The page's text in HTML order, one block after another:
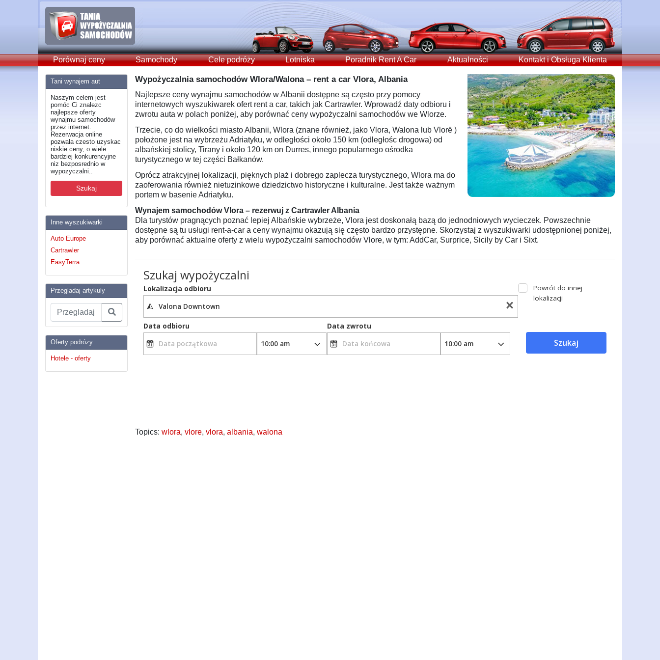
Porównaj ceny Samochody Cele podróży Lotniska Poradnik Rent A Car Aktualności Kontakt i Obsługa Klienta
Tani wynajem aut
Naszym celem jest
pomóc Ci znalezc
najlepsze oferty
wynajmu samochodów
przez internet.
Rezerwacja online
pozwala czesto uzyskac
niskie ceny, o wiele
bardziej konkurencyjne
niz bezposrednio w
wypozyczalni..
Szukaj
Inne wyszukiwarki
Auto Europe
Cartrawler
EasyTerra
Przegladaj artykuly
Oferty podrózy
Hotele - oferty
Wypożyczalnia samochodów Wlora/Walona – rent a car Vlora, Albania
Najlepsze ceny wynajmu samochodów w Albanii dostępne są często przy pomocy
internetowych wyszukiwarek ofert rent a car, takich jak Cartrawler. Wprowadź daty odbioru i
zwrotu auta w polach poniżej, aby porównać ceny wypożyczalni samochodów we Wlorze.
Trzecie, co do wielkości miasto Albanii, Wlora (znane również, jako Vlora, Walona lub Vlorë )
położone jest na wybrzeżu Adriatyku, w odległości około 150 km (odległośc drogowa) od
albańskiej stolicy, Tirany i około 120 km on Durres, innego popularnego ośrodka
turystycznego w tej części Bałkanów.
Oprócz atrakcyjnej lokalizacji, pięknych plaż i dobrego zaplecza turystycznego, Wlora ma do
zaoferowania również nietuzinkowe dziedzictwo historyczne i kulturalne. Jest także ważnym
portem w basenie Adriatyku.
Wynajem samochodów Vlora – rezerwuj z Cartrawler Albania
Dla turystów pragnących poznać lepiej Albańskie wybrzeże, Vlora jest doskonałą bazą do jednodniowych wycieczek. Powszechnie
dostępne są tu usługi rent-a-car a ceny wynajmu okazują się często bardzo przystępne. Skorzystaj z wyszukiwarki udostępnionej poniżej,
aby porównać aktualne oferty z wielu wypożyczalni samochodów Vlore, w tym: AddCar, Surprice, Sicily by Car i Sixt.
Topics:wlora,vlore,vlora,albania,walona